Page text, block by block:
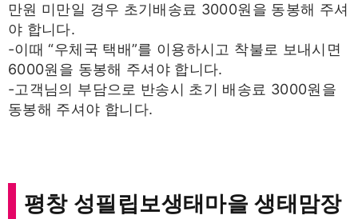
만원 미만일 경우 초기배송료 3000원을 동봉해 주셔
야 합니다.
-이때 “우체국 택배”를 이용하시고 착불로 보내시면
6000원을 동봉해 주셔야 합니다.
-고객님의 부담으로 반송시 초기 배송료 3000원을
동봉해 주셔야 합니다.
평창 성필립보생태마을 생태맘장